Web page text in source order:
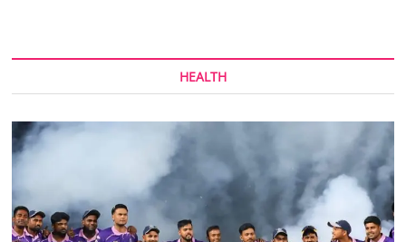
HEALTH